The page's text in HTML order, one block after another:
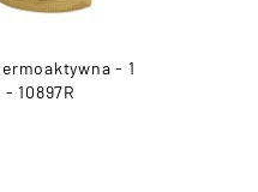
- 1
10897R